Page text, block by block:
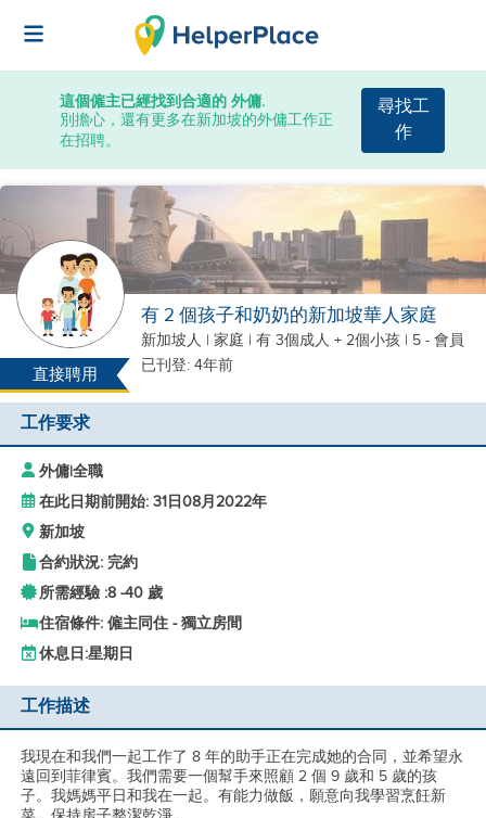
這個僱主已經找到合適的 外傭.
別擔心，還有更多在新加坡的外傭工作正
在招聘。
尋找工
作
直接聘用
有 2 個孩子和奶奶的新加坡華人家庭
新加坡人 | 家庭 | 有 3個成人 + 2個小孩 | 5 - 會員
已刊登: 4年前
工作要求
外傭|全職
在此日期前開始: 31日08月2022年
新加坡
合約狀況: 完約
所需經驗 :8 -40 歲
住宿條件: 僱主同住 - 獨立房間
休息日:星期日
工作描述
我現在和我們一起工作了 8 年的助手正在完成她的合同，並希望永
遠回到菲律賓。我們需要一個幫手來照顧 2 個 9 歲和 5 歲的孩
子。我媽媽平日和我在一起。有能力做飯，願意向我學習烹飪新